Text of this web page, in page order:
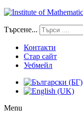
Търсене...
Контакти
Стар сайт
Уебмейл
Menu